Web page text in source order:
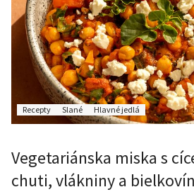
Recepty Slané Hlavné jedlá
Vegetariánska miska s
chuti, vlákniny a bielkovín